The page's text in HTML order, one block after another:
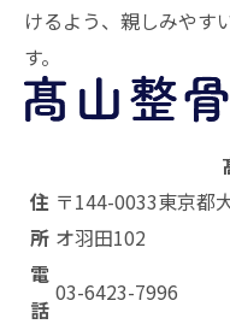
けるよう、親しみやす
す。
住
所
〒144-0033東京都
オ羽田102
電
話
03-6423-7996